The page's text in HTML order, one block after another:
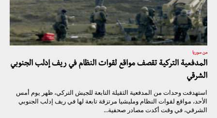
من سوريا
المدفعية التركية تقصف مواقع لقوات النظام في ريف إدلب الجنوبي
الشرقي
استهدفت وحدات من المدفعية الثقيلة التابعة للجيش التركي، ظهر يوم أمس
الأحد، مواقع لقوات النظام ومليشيا مرتزقة تابعة لها في ريف إدلب الجنوبي
الشرقي، في وقت أكدت مصادر صحفية...